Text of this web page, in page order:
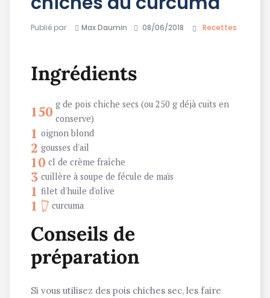
Publié par Max Daumin 08/06/2018 Recettes
Ingrédients
150 g de pois chiche secs (ou 250 g déjà cuits en
conserve)
1 oignon blond
2 gousses d'ail
10 cl de crème fraîche
3 cuillère à soupe de fécule de maïs
1 filet d'huile d'olive
1 curcuma
Conseils de
préparation
Si vous utilisez des pois chiches sec, les faire